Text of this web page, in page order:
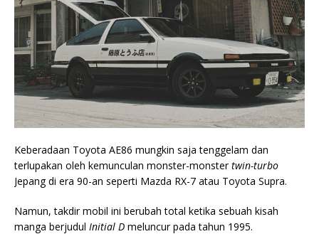
Keberadaan Toyota AE86 mungkin saja tenggelam dan
terlupakan oleh kemunculan monster-monstertwin-turbo
Jepang di era 90-an seperti Mazda RX-7 atau Toyota Supra.
Namun, takdir mobil ini berubah total ketika sebuah kisah
manga berjudul Initial D meluncur pada tahun 1995.